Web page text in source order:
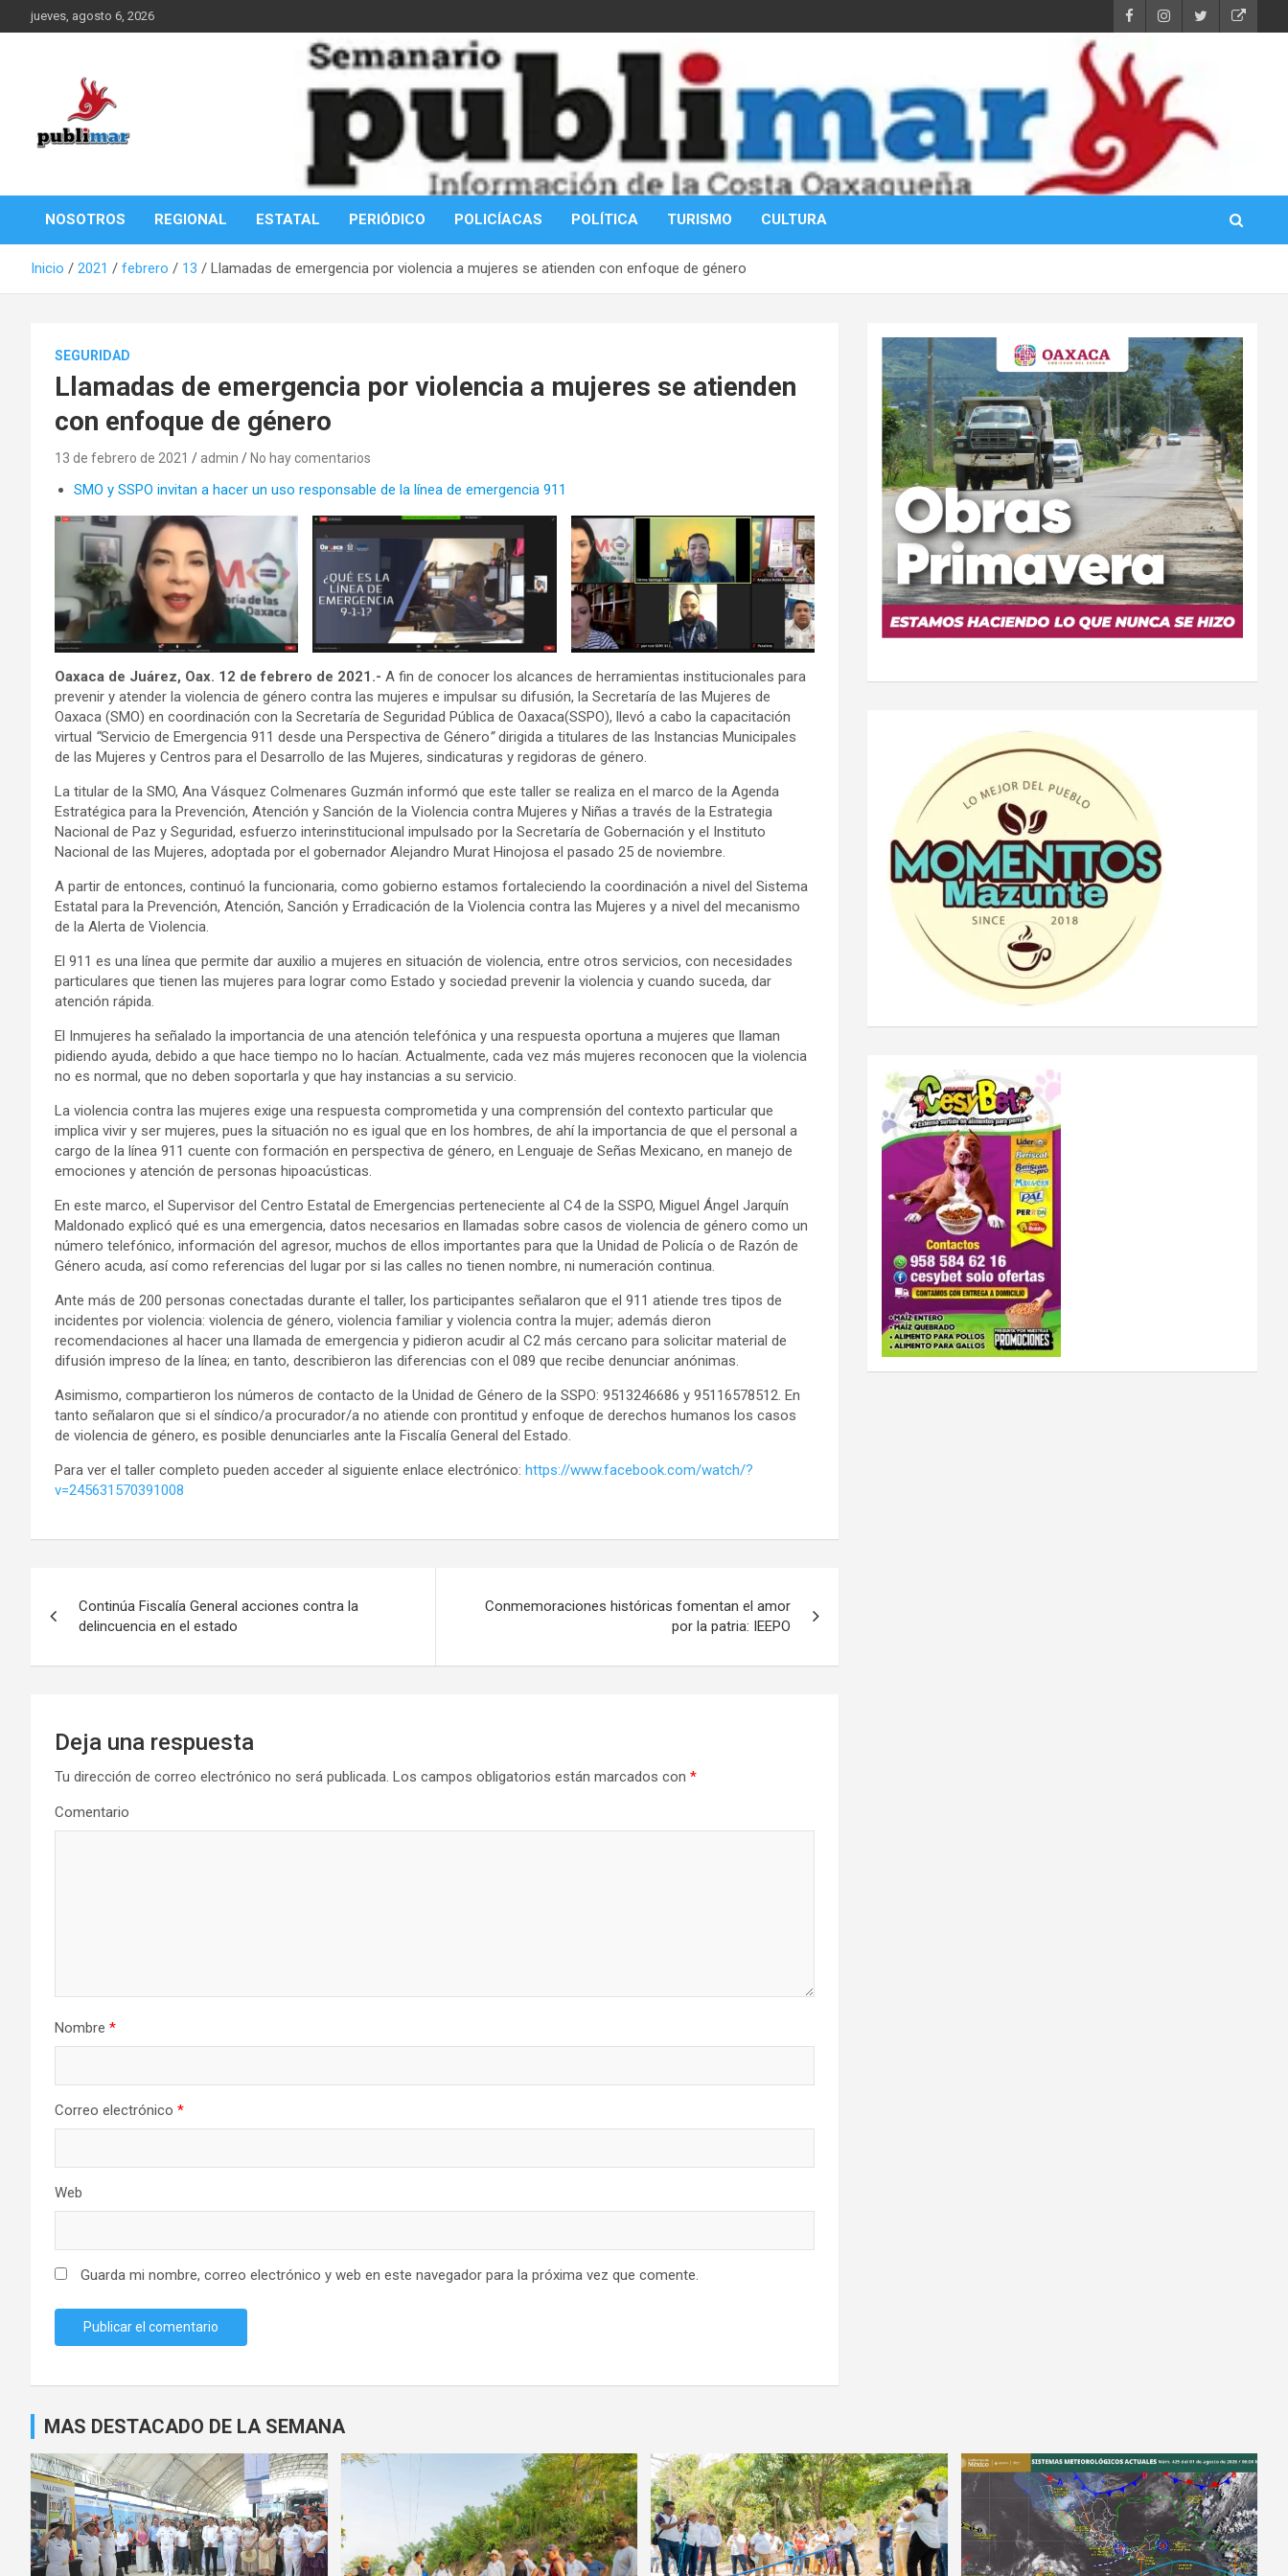
Saltar
al
jueves, agosto 6, 2026
PubliMar
NOSOTROS REGIONAL ESTATAL PERIÓDICO POLICÍACAS POLÍTICA TURISMO CULTURA
Inicio 2021 febrero 13 Llamadas de emergencia por violencia a mujeres se atienden con enfoque de género
SEGURIDAD
Llamadas de emergencia por violencia a mujeres se atienden
con enfoque de género
13 de febrero de 2021 admin No hay comentarios
SMO y SSPO invitan a hacer un uso responsable de la línea de emergencia 911
Oaxaca de Juárez, Oax. 12 de febrero de 2021.- A fin de conocer los alcances de herramientas institucionales para
prevenir y atender la violencia de género contra las mujeres e impulsar su difusión, la Secretaría de las Mujeres de
Oaxaca (SMO) en coordinación con la Secretaría de Seguridad Pública de Oaxaca(SSPO), llevó a cabo la capacitación
virtual “Servicio de Emergencia 911 desde una Perspectiva de Género”dirigida a titulares de las Instancias Municipales
de las Mujeres y Centros para el Desarrollo de las Mujeres, sindicaturas y regidoras de género.
La titular de la SMO, Ana Vásquez Colmenares Guzmán informó que este taller se realiza en el marco de la Agenda
Estratégica para la Prevención, Atención y Sanción de la Violencia contra Mujeres y Niñas a través de la Estrategia
Nacional de Paz y Seguridad, esfuerzo interinstitucional impulsado por la Secretaría de Gobernación y el Instituto
Nacional de las Mujeres, adoptada por el gobernador Alejandro Murat Hinojosa el pasado 25 de noviembre.
A partir de entonces, continuó la funcionaria, como gobierno estamos fortaleciendo la coordinación a nivel del Sistema
Estatal para la Prevención, Atención, Sanción y Erradicación de la Violencia contra las Mujeres y a nivel del mecanismo
de la Alerta de Violencia.
El 911 es una línea que permite dar auxilio a mujeres en situación de violencia, entre otros servicios, con necesidades
particulares que tienen las mujeres para lograr como Estado y sociedad prevenir la violencia y cuando suceda, dar
atención rápida.
El Inmujeres ha señalado la importancia de una atención telefónica y una respuesta oportuna a mujeres que llaman
pidiendo ayuda, debido a que hace tiempo no lo hacían. Actualmente, cada vez más mujeres reconocen que la violencia
no es normal, que no deben soportarla y que hay instancias a su servicio.
La violencia contra las mujeres exige una respuesta comprometida y una comprensión del contexto particular que
implica vivir y ser mujeres, pues la situación no es igual que en los hombres, de ahí la importancia de que el personal a
cargo de la línea 911 cuente con formación en perspectiva de género, en Lenguaje de Señas Mexicano, en manejo de
emociones y atención de personas hipoacústicas.
En este marco, el Supervisor del Centro Estatal de Emergencias perteneciente al C4 de la SSPO, Miguel Ángel Jarquín
Maldonado explicó qué es una emergencia, datos necesarios en llamadas sobre casos de violencia de género como un
número telefónico, información del agresor, muchos de ellos importantes para que la Unidad de Policía o de Razón de
Género acuda, así como referencias del lugar por si las calles no tienen nombre, ni numeración continua.
Ante más de 200 personas conectadas durante el taller, los participantes señalaron que el 911 atiende tres tipos de
incidentes por violencia: violencia de género, violencia familiar y violencia contra la mujer; además dieron
recomendaciones al hacer una llamada de emergencia y pidieron acudir al C2 más cercano para solicitar material de
difusión impreso de la línea; en tanto, describieron las diferencias con el 089 que recibe denunciar anónimas.
Asimismo, compartieron los números de contacto de la Unidad de Género de la SSPO: 9513246686 y 95116578512. En
tanto señalaron que si el síndico/a procurador/a no atiende con prontitud y enfoque de derechos humanos los casos
de violencia de género, es posible denunciarles ante la Fiscalía General del Estado.
Para ver el taller completo pueden acceder al siguiente enlace electrónico: https://www.facebook.com/watch/?
v=245631570391008
de
entradas
Continúa Fiscalía General acciones contra la
delincuencia en el estado
Conmemoraciones históricas fomentan el amor
por la patria: IEEPO
Deja una respuesta
Tu dirección de correo electrónico no será publicada. Los campos obligatorios están marcados con *
Comentario
Nombre *
Correo electrónico *
Web
Guarda mi nombre, correo electrónico y web en este navegador para la próxima vez que comente.
MAS DESTACADO DE LA SEMANA